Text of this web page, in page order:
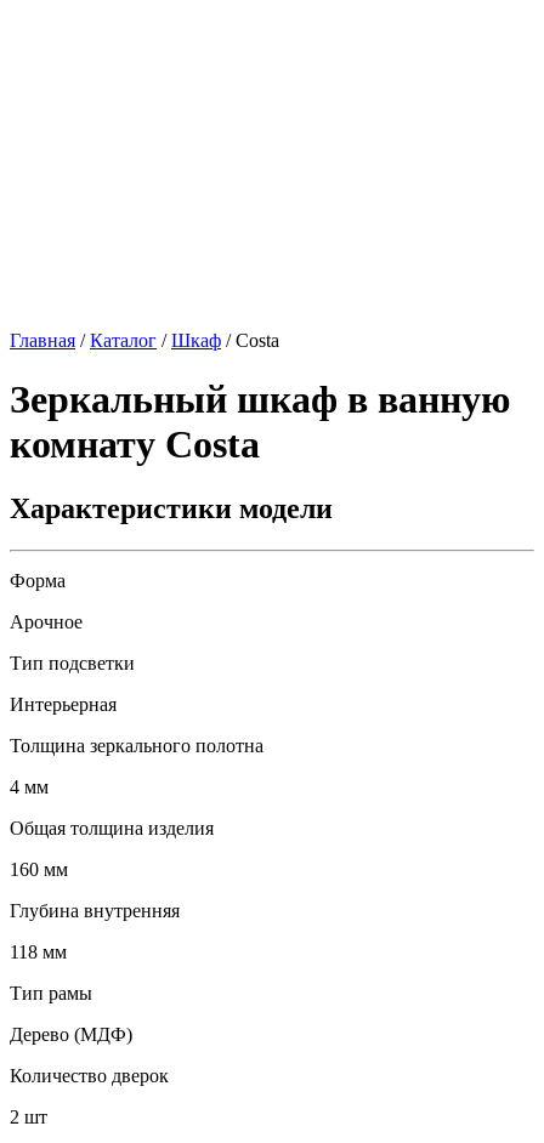
Главная /Каталог /Шкаф /Costa
Зеркальный шкаф в ванную
комнату Costa
Характеристики модели
Форма
Арочное
Тип подсветки
Интерьерная
Толщина зеркального полотна
4 мм
Общая толщина изделия
160 мм
Глубина внутренняя
118 мм
Тип рамы
Дерево (МДФ)
Количество дверок
2 шт